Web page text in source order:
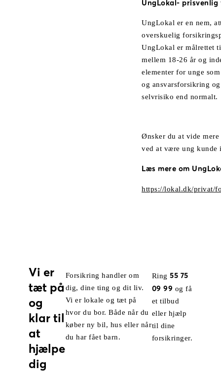
UngLokal- prisvenlig
UngLokal er en nem,
overskuelig
UngLokal er målrettet
mellem 18-26 år og
elementer for unge
og ansvarsforsikring
selvrisiko end normalt.
Ønsker du at vide
ved at være ung kunde
Læs mere om
https://lokal.dk/privat/
Vi er
tæt på
og
klar til
at
hjælpe
dig
Forsikring handler om
dig, dine ting og dit liv.
Vi er lokale og tæt på
hvor du bor. Både når du
køber ny bil, hus eller når
du har fået barn.
Ring 55 75
09 99 og få
et tilbud
eller hjælp
til dine
forsikringer.